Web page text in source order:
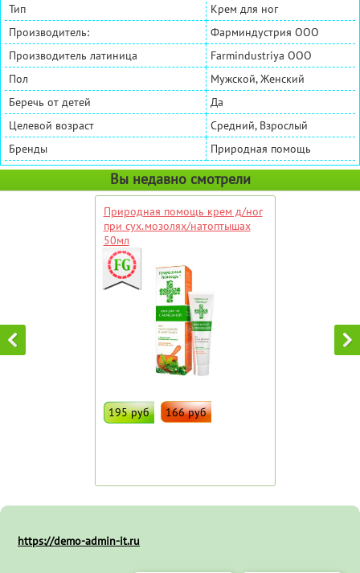
Тип
Крем для ног
Производитель:
Фарминдустрия ООО
Производитель латиница
Farmindustriya OOO
Пол
Мужской, Женский
Беречь от детей
Да
Целевой возраст
Средний, Взрослый
Бренды
Природная помощь
Вы недавно смотрели
Природная помощь крем д/ног
при сух.мозолях/натоптышах
50мл
195 руб 166 руб
https://demo-admin-it.ru